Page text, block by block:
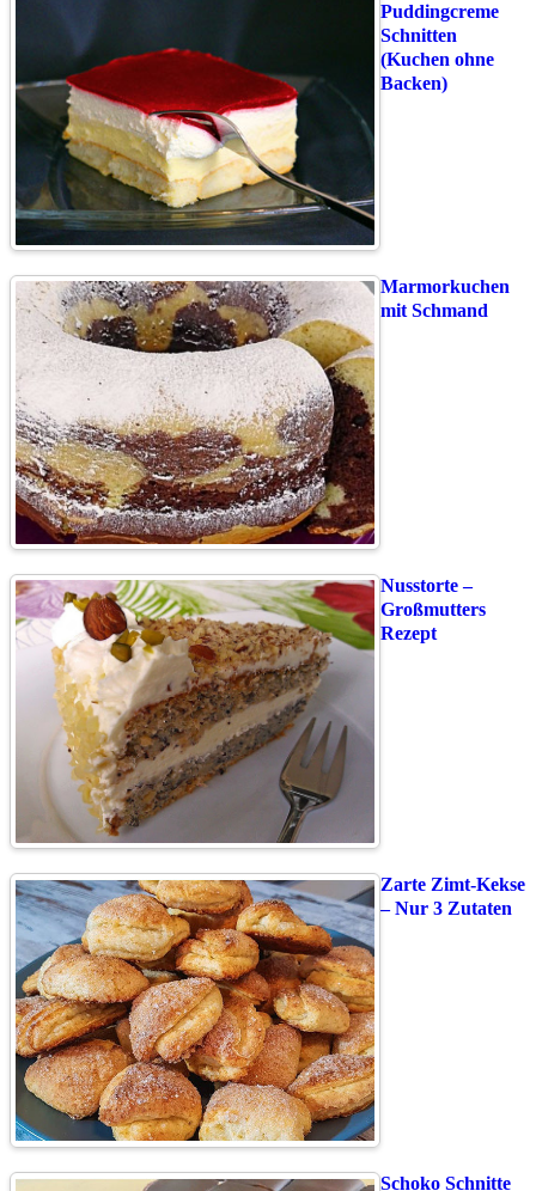
Puddingcreme
Schnitten
(Kuchen ohne
Backen)
Marmorkuchen
mit Schmand
Nusstorte –
Großmutters
Rezept
Zarte Zimt-Kekse
– Nur 3 Zutaten
Schoko Schnitte